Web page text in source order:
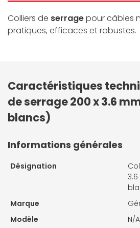
Colliers de serragepour câbles
pratiques, efficaces et robustes.
Caractéristiques
de serrage 200 x 3.6
blancs)
Informations générales
Désignation
Marque
Modèle
N/A